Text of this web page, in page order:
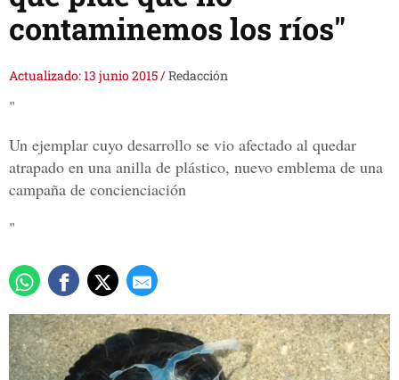
contaminemos los ríos"
Actualizado: 13 junio 2015/Redacción
"
Un ejemplar cuyo desarrollo se vio afectado al quedar
atrapado en una anilla de plástico, nuevo emblema de una
campaña de concienciación
"